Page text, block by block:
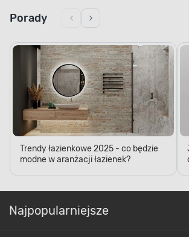
Porady
Trendy łazienkowe 2025 - co będzie
modne w aranżacji łazienek?
Najpopularniejsze